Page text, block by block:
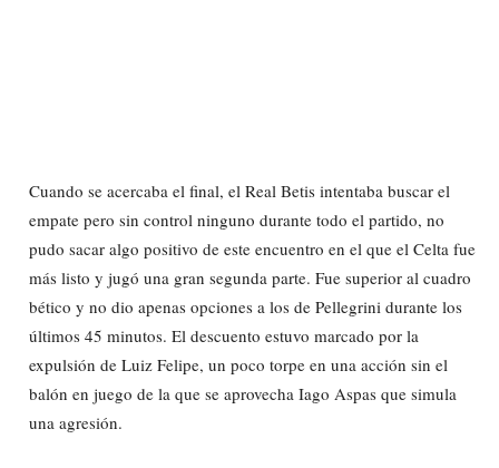
Cuando se acercaba el final, el Real Betis intentaba buscar el
empate pero sin control ninguno durante todo el partido, no
pudo sacar algo positivo de este encuentro en el que el Celta fue
más listo y jugó una gran segunda parte. Fue superior al cuadro
bético y no dio apenas opciones a los de Pellegrini durante los
últimos 45 minutos. El descuento estuvo marcado por la
expulsión de Luiz Felipe, un poco torpe en una acción sin el
balón en juego de la que se aprovecha Iago Aspas que simula
una agresión.